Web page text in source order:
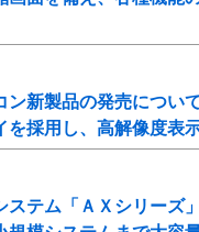
ン新製品の発売につい
を採用し、高解像度表
ステム「ＡＸシリーズ